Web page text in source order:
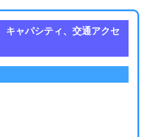
キャパシティ、交通アクセ